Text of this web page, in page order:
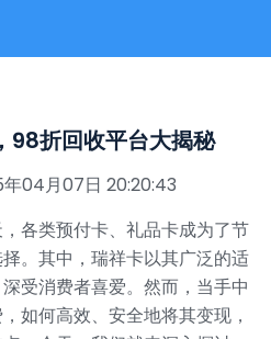
98折回收平台大揭秘
04月07日 20:20:43
各类预付卡、礼品卡成为了节
。其中，瑞祥卡以其广泛的适
受消费者喜爱。然而，当手中
如何高效、安全地将其变现，